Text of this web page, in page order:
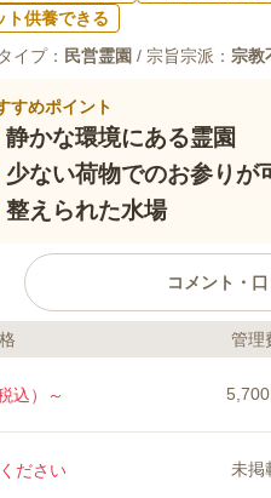
ト供養できる
イプ： 民営霊園 / 宗旨宗派： 宗教
すめポイント
静かな環境にある霊園
少ない荷物でのお参りが
整えられた水場
コメント・
フドット編集部のコメント
を彩る緑は、視覚からも心
ます。 閑静な住宅街の中にある霊園です。周りには陽光を遮るよう
られます。日差しのぬくも
管理
込）～
ださい 未掲